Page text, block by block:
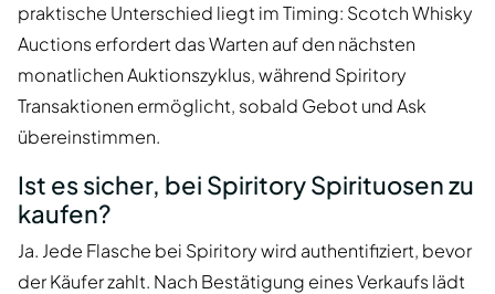
praktische Unterschied liegt im Timing: Scotch Whisky
Auctions erfordert das Warten auf den nächsten
monatlichen Auktionszyklus, während Spiritory
Transaktionen ermöglicht, sobald Gebot und Ask
übereinstimmen.
Ist es sicher, bei Spiritory Spirituosen zu
kaufen?
Ja. Jede Flasche bei Spiritory wird authentifiziert, bevor
der Käufer zahlt. Nach Bestätigung eines Verkaufs lädt